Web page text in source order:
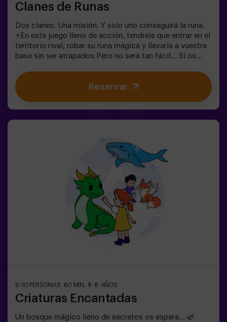
Clanes de Runas
Dos clanes. Una misión. Y solo uno conseguirá la runa.
⚡En este juego lleno de acción, tendréis que entrar en el
territorio rival, robar su runa mágica y llevarla a vuestra
base sin ser atrapados.Pero no será tan fácil… Si os
compañero os libere. ❄️La clave está en moverse rápido,
coordinarse y saber cuándo atacar o defender.Aquí no
solo se trata de correr, sino de jugar en equipo y tomar
Reservar
6-10 PERSONAS 60 MIN. 5-8 AÑOS
Criaturas Encantadas
Un bosque mágico lleno de secretos os espera… 🌿